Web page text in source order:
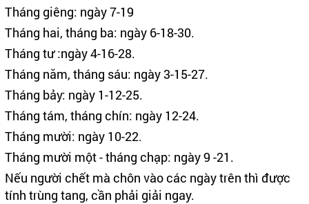
Tháng giêng: ngày 7-19
Tháng hai, tháng ba: ngày 6-18-30.
Tháng tư :ngày 4-16-28.
Tháng năm, tháng sáu: ngày 3-15-27.
Tháng bảy: ngày 1-12-25.
Tháng tám, tháng chín: ngày 12-24.
Tháng mười: ngày 10-22.
Tháng mười một - tháng chạp: ngày 9 -21.
Nếu người chết mà chôn vào các ngày trên thì được
tính trùng tang, cần phải giải ngay.